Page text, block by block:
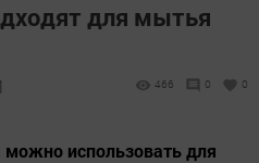
для мытья
466 0 0
использовать для